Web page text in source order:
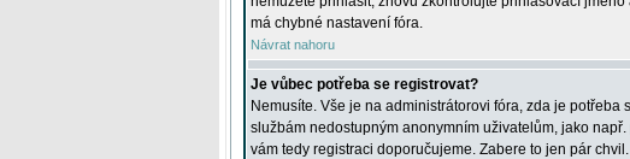
má chybné nastavení fóra.
Návrat nahoru
Je vůbec potřeba se registrovat?
Nemusíte. Vše je na administrátorovi fóra, zda je
službám nedostupným anonymním uživatelům, jako
vám tedy registraci doporučujeme. Zabere to jen pár chvil.